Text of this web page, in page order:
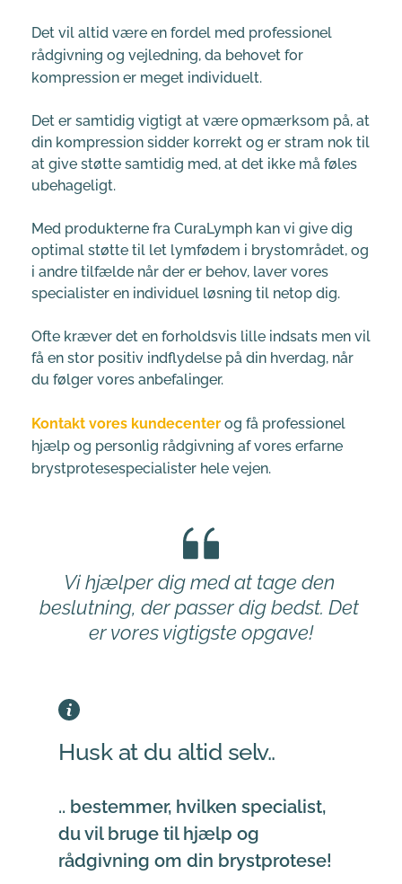
Det vil altid være en fordel med professionel
rådgivning og vejledning, da behovet for
kompression er meget individuelt.
Det er samtidig vigtigt at være opmærksom på, at
din kompression sidder korrekt og er stram nok til
at give støtte samtidig med, at det ikke må føles
ubehageligt.
Med produkterne fra CuraLymph kan vi give dig
optimal støtte til let lymfødem i brystområdet, og
i andre tilfælde når der er behov, laver vores
specialister en individuel løsning til netop dig.
Ofte kræver det en forholdsvis lille indsats men vil
få en stor positiv indflydelse på din hverdag, når
du følger vores anbefalinger.
Kontakt vores kundecenter og få professionel
hjælp og personlig rådgivning af vores erfarne
brystprotesespecialister hele vejen.
Vi hjælper dig med at tage den
beslutning, der passer dig bedst. Det
er vores vigtigste opgave!
Husk at du altid selv..
.. bestemmer, hvilken specialist,
du vil bruge til hjælp og
rådgivning om din brystprotese!